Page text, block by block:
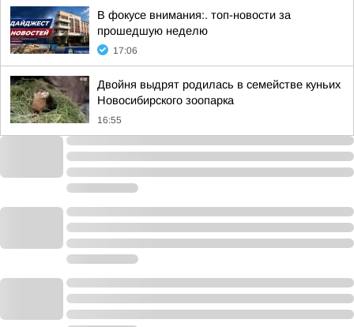
В фокусе внимания:. топ-новости за
прошедшую неделю
17:06
Двойня выдрят родилась в семействе куньих
Новосибирского зоопарка
16:55